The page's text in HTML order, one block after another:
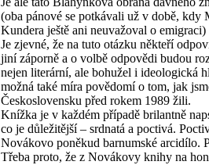
(oba pánové se potkávali už v době, kdy
Kundera ještě ani neuvažoval o emigraci)
Je zjevné, že na tuto otázku někteří
jiní záporně a o volbě odpovědi budou
nejen literární, ale bohužel i ideologická
možná také míra povědomí o tom, jak
Československu před rokem 1989 žili.
Knížka je v každém případě brilantně
co je důležitější – srdnatá a poctivá.
Novákovo poněkud barnumské arcidílo.
Třeba proto, že z Novákovy knihy na